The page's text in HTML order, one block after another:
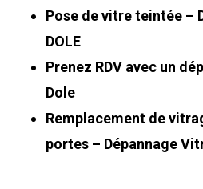
Pose de vitre teintée –
DOLE
Prenez RDV avec un
Dole
Remplacement de
portes – Dépannage